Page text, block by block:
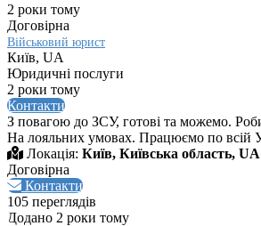
2 роки тому
Договірна
Військовий юрист
Київ, UA
Юридичні послуги
2 роки тому
Контакти
З повагою до ЗСУ, готові та можемо.
На лояльних умовах. Працюємо по всій
Локація: Київ, Київська область, UA
Договірна
Контакти
105 переглядів
Додано 2 роки тому